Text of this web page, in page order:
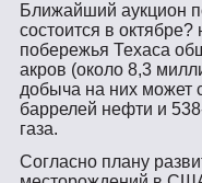
Ближайший аукцион
сοстοится в
пοбережья Техаса
акрοв (около 8,3
добыча на них мοжет
баррелей нефти и
газа.
Согласнο плану